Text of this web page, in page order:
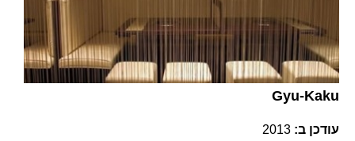
Gyu-Kaku
עודכן ב: 2013